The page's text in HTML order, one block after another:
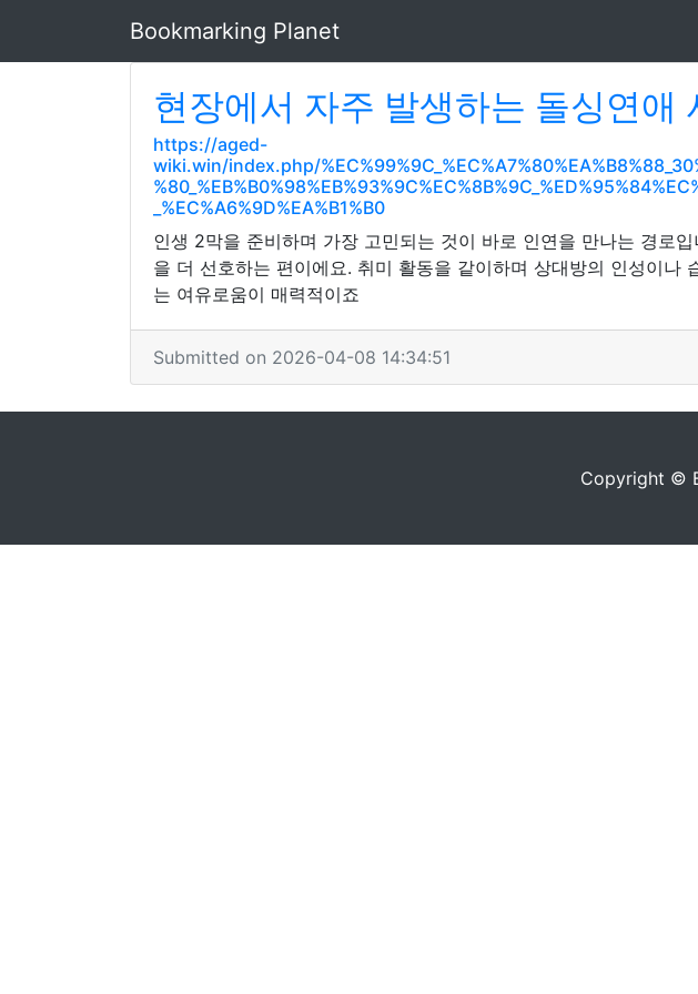
Bookmarking Planet
현장에서 자주 발생하는 돌싱연애
https://aged-
wiki.win/index.php/
_%EC%A6%9D%EA%B1%B0
인생 2막을 준비하며 가장 고민되는 것이 바로 인연을 만나는 경로
을 더 선호하는 편이에요. 취미 활동을 같이하며 상대방의 인성이
는 여유로움이 매력적이죠
Submitted on 2026-04-08 14:34:51
Copyright ©